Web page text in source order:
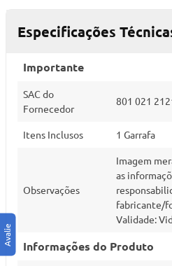
Especificações
Importante
SAC do
Fornecedor
801 021
Itens Inclusos 1 Garrafa
Observações
Imagem
as
fabricante/
Validade:
Informações do Produto